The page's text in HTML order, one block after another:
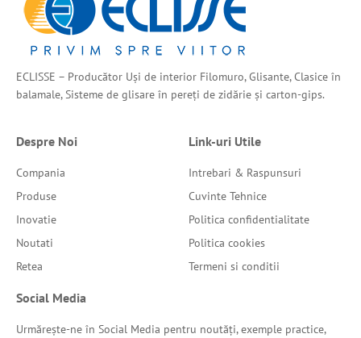
ECLISSE – Producător Uși de interior Filomuro, Glisante, Clasice în
balamale, Sisteme de glisare în pereți de zidărie și carton-gips.
Despre Noi
Compania
Produse
Inovatie
Noutati
Retea
Link-uri Utile
Intrebari & Raspunsuri
Cuvinte Tehnice
Politica confidentialitate
Politica cookies
Termeni si conditii
Social Media
Urmărește-ne în Social Media pentru noutăți, exemple practice,